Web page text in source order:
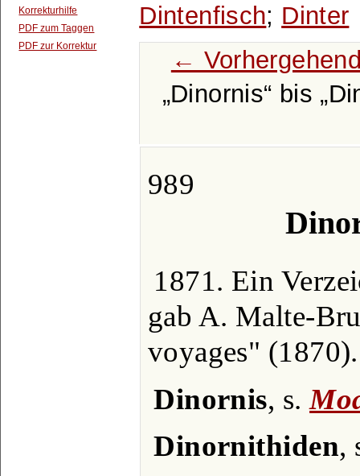
Korrekturhilfe
PDF zum Taggen
PDF zur Korrektur
Dintenfisch; Dinter
←
Dinornis
bis
989
1871. Ein
gab A. Malte-
voyages" (1870).
Dinornis, s.
Dinornithiden,